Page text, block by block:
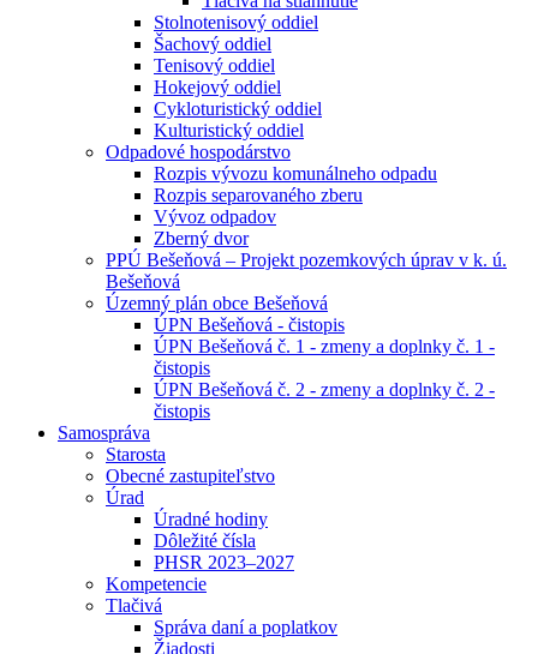
Stolnotenisový oddiel
Šachový oddiel
Tenisový oddiel
Hokejový oddiel
Cykloturistický oddiel
Kulturistický oddiel
Odpadové hospodárstvo
Rozpis vývozu komunálneho odpadu
Rozpis separovaného zberu
Vývoz odpadov
Zberný dvor
PPÚ Bešeňová – Projekt pozemkových úprav v k. ú.
Bešeňová
Územný plán obce Bešeňová
ÚPN Bešeňová - čistopis
ÚPN Bešeňová č. 1 - zmeny a doplnky č. 1 -
čistopis
ÚPN Bešeňová č. 2 - zmeny a doplnky č. 2 -
čistopis
Samospráva
Starosta
Obecné zastupiteľstvo
Úrad
Úradné hodiny
Dôležité čísla
PHSR 2023–2027
Kompetencie
Tlačivá
Správa daní a poplatkov
Žiadosti